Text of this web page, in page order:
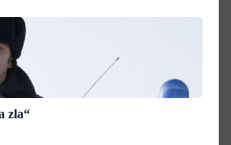
zla“